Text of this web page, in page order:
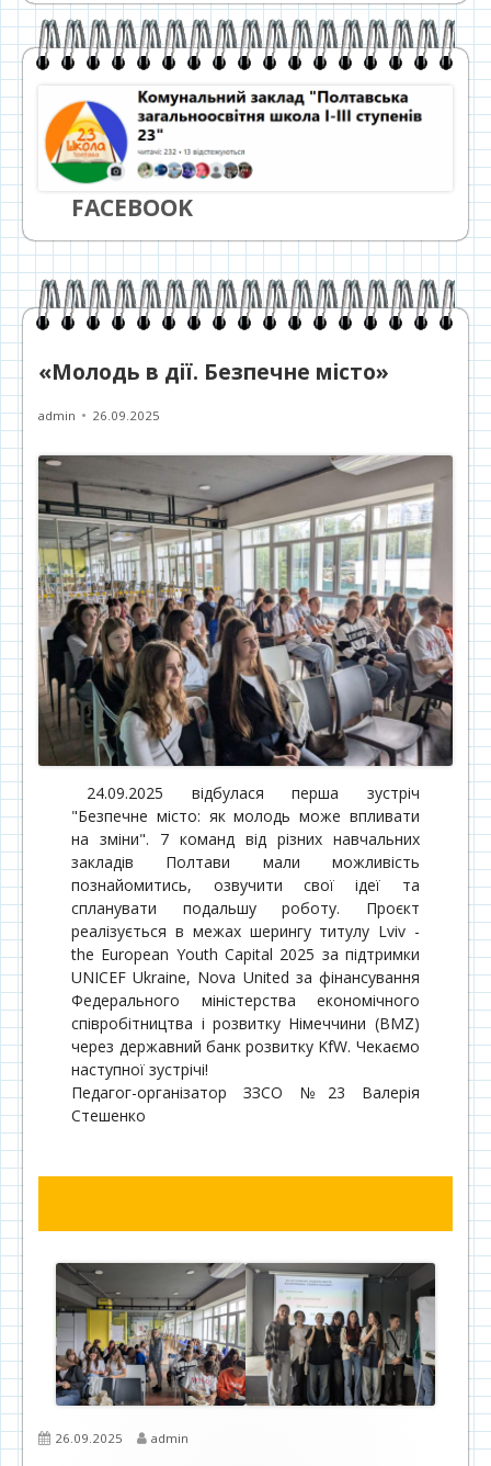
FACEBOOK
«Молодь в дії. Безпечне місто»
Автор
admin Опубліковано
26.09.2025
24.09.2025 відбулася перша зустріч
"Безпечне місто: як молодь може впливати
на зміни". 7 команд від різних навчальних
закладів Полтави мали можливість
познайомитись, озвучити свої ідеї та
спланувати подальшу роботу. Проєкт
реалізується в межах шерингу титулу Lviv -
the European Youth Capital 2025 за підтримки
UNICEF Ukraine, Nova United за фінансування
Федерального міністерства економічного
співробітництва і розвитку Німеччини (BMZ)
через державний банк розвитку KfW. Чекаємо
наступної зустрічі!
Педагог-організатор ЗЗСО №23 Валерія
Стешенко
Опубліковано
26.09.2025 Автор
admin